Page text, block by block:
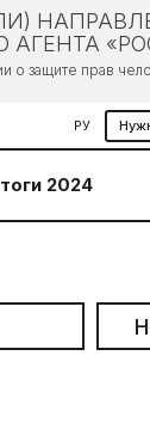
о защите прав
РУ
2024